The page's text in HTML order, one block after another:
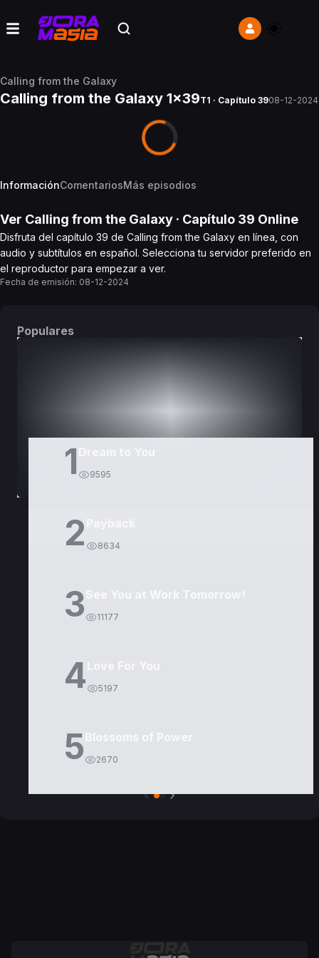
Calling from the Galaxy
Calling from the Galaxy 1x39T1 · Capítulo 3908-12-2024
InformaciónComentariosMás episodios
Ver Calling from the Galaxy · Capítulo 39 Online
Disfruta del capítulo 39 de Calling from the Galaxy en línea, con
audio y subtítulos en español. Selecciona tu servidor preferido en
el reproductor para empezar a ver.
Fecha de emisión: 08-12-2024
Populares
1 9595
2 8634
3See You at Work Tomorrow!
11177
4Love For You
5197
5Blossoms of Power
2670